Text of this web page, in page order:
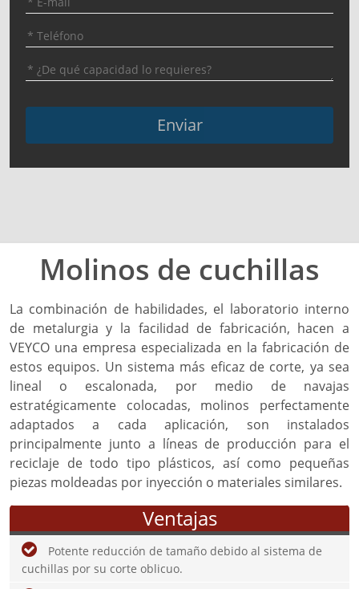
Molinos de cuchillas
La combinación de habilidades, el laboratorio interno
de metalurgia y la facilidad de fabricación, hacen a
VEYCO una empresa especializada en la fabricación de
estos equipos. Un sistema más eficaz de corte, ya sea
lineal o escalonada, por medio de navajas
estratégicamente colocadas, molinos perfectamente
adaptados a cada aplicación, son instalados
principalmente junto a líneas de producción para el
reciclaje de todo tipo plásticos, así como pequeñas
piezas moldeadas por inyección o materiales similares.
Ventajas
Potente reducción de tamaño debido al sistema de
cuchillas por su corte oblicuo.